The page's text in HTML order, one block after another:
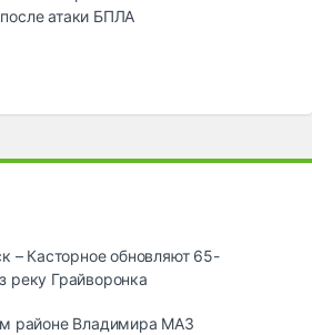
атаки БПЛА
– Касторное обновляют 65-
реку Грайворонка
районе Владимира МАЗ